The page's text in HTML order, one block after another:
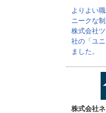
よりよい
ニークな
株式会社
社の「ユ
ました。
株式会社